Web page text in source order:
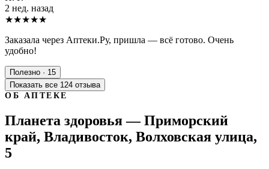
2 нед. назад
★★★★★
Заказала через Аптеки.Ру, пришла — всё готово. Очень
удобно!
Полезно · 15
Показать все 124 отзыва
ОБ АПТЕКЕ
Планета здоровья — Приморский
край, Владивосток, Волховская улица,
5